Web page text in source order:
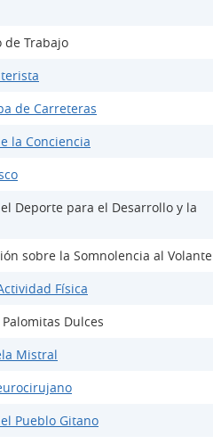
de Trabajo
de Carreteras
la Conciencia
Deporte para el Desarrollo y la
sobre la Somnolencia al Volante
Física
Dulces
Mistral
Pueblo Gitano